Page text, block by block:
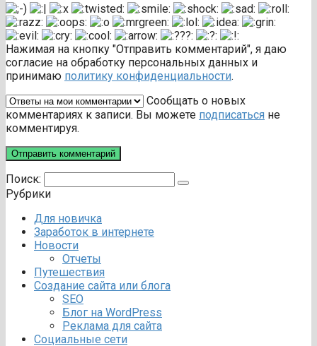
Нажимая на кнопку "Отправить комментарий", я даю
согласие на обработку персональных данных и
принимаю политику конфиденциальности.
Сообщать о новых
комментариях к записи. Вы можете подписаться не
комментируя.
Поиск:
Рубрики
Для новичка
Заработок в интернете
Новости
Отчеты
Путешествия
Создание сайта или блога
SEO
Блог на WordPress
Реклама для сайта
Социальные сети